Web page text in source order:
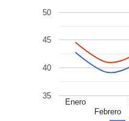
Enero
Febrero
35
40
45
50